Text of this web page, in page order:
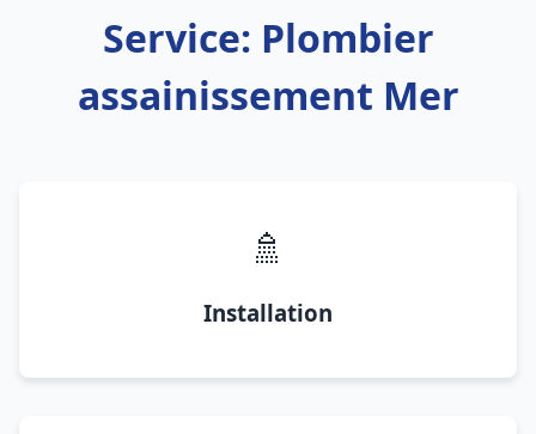
Service: Plombier
assainissement Mer
🚿
Installation